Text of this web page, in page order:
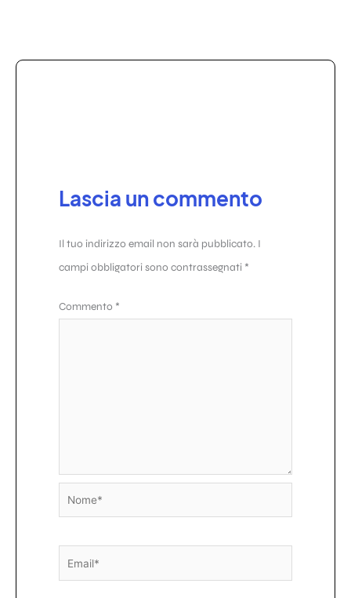
Lascia un commento
Il tuo indirizzo email non sarà pubblicato. I
campi obbligatori sono contrassegnati *
Commento *
Nome*